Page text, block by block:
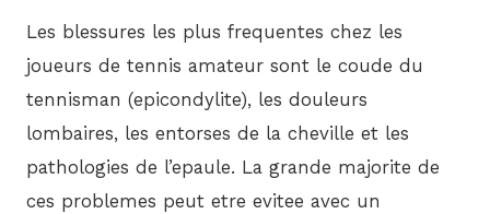
Les blessures les plus frequentes chez les
joueurs de tennis amateur sont le coude du
tennisman (epicondylite), les douleurs
lombaires, les entorses de la cheville et les
pathologies de l’epaule. La grande majorite de
ces problemes peut etre evitee avec un